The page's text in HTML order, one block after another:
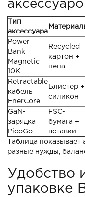
Тип
аксессуара
Power
Bank
Magnetic
10K
Recycled
картон +
пена
Retractable
кабель
EnerCore
Блистер +
силикон
GaN-
зарядка
PicoGo
FSC-
бумага +
вставки
Таблица показывает
разные нужды,
Удобство
упаковке